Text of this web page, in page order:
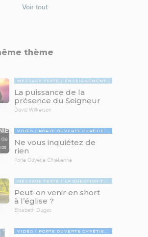
Voir tout
thème
MESSAGE TEXTE ENSEIGNEMENTS BIBLIQUES
La puissance de la
présence du Seigneur
David Wilkerson
VIDÉO PORTE OUVERTE CHRÉTIENNE
Ne vous inquiétez de
rien
Porte Ouverte Chrétienne
MESSAGE TEXTE LA QUESTION TABOUE
Peut-on venir en short
à l’église ?
Elisabeth Dugas
VIDÉO PORTE OUVERTE CHRÉTIENNE